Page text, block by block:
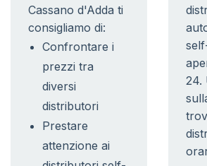
Cassano d'Adda ti
consigliamo di:
Confrontare i
prezzi tra
diversi
distributori
Prestare
attenzione ai
24.